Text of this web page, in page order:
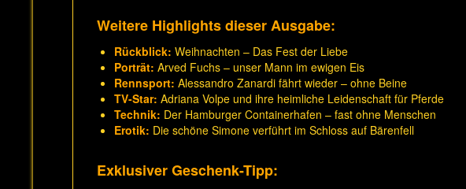
Weitere Highlights dieser Ausgabe:
Rückblick: Weihnachten – Das Fest der Liebe
Porträt: Arved Fuchs – unser Mann im ewigen Eis
Rennsport: Alessandro Zanardi fährt wieder – ohne Beine
TV-Star: Adriana Volpe und ihre heimliche Leidenschaft für Pferde
Technik: Der Hamburger Containerhafen – fast ohne Menschen
Erotik: Die schöne Simone verführt im Schloss auf Bärenfell
Exklusiver Geschenk-Tipp: